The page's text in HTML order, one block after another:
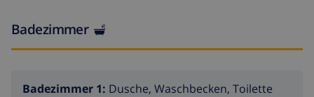
Haustiere bis 12 kg sind mit Aufpreis erlaubt.
Badezimmer
Badezimmer 1: Dusche, Waschbecken, Toilette